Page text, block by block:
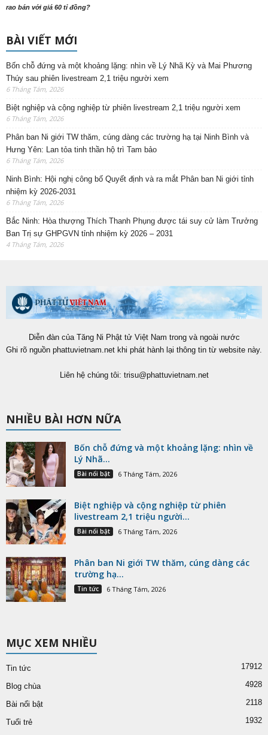
rao bán với giá 60 tỉ đồng?
BÀI VIẾT MỚI
Bốn chỗ đứng và một khoảng lặng: nhìn về Lý Nhã Kỳ và Mai Phương
Thúy sau phiên livestream 2,1 triệu người xem
6 Tháng Tám, 2026
Biệt nghiệp và cộng nghiệp từ phiên livestream 2,1 triệu người xem
6 Tháng Tám, 2026
Phân ban Ni giới TW thăm, cúng dàng các trường hạ tại Ninh Bình và
Hưng Yên: Lan tỏa tinh thần hộ trì Tam bảo
6 Tháng Tám, 2026
Ninh Bình: Hội nghị công bố Quyết định và ra mắt Phân ban Ni giới tỉnh
nhiệm kỳ 2026-2031
6 Tháng Tám, 2026
Bắc Ninh: Hòa thượng Thích Thanh Phụng được tái suy cử làm Trưởng
Ban Trị sự GHPGVN tỉnh nhiệm kỳ 2026 – 2031
4 Tháng Tám, 2026
Diễn đàn của Tăng Ni Phật tử Việt Nam trong và ngoài nước
Ghi rõ nguồn phattuvietnam.net khi phát hành lại thông tin từ website này.
Liên hệ chúng tôi: trisu@phattuvietnam.net
NHIỀU BÀI HƠN NỮA
Bốn chỗ đứng và một khoảng lặng: nhìn về
Lý Nhã...
Bài nổi bật 6 Tháng Tám, 2026
Biệt nghiệp và cộng nghiệp từ phiên
livestream 2,1 triệu người...
Bài nổi bật 6 Tháng Tám, 2026
Phân ban Ni giới TW thăm, cúng dàng các
trường hạ...
Tin tức 6 Tháng Tám, 2026
MỤC XEM NHIỀU
Tin tức 17912
Blog chùa 4928
Bài nổi bật 2118
Tuổi trẻ
1932